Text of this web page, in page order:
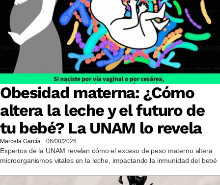
Obesidad materna: ¿Cómo
altera la leche y el futuro de
tu bebé? La UNAM lo revela
Marcela García 06/08/2026
Expertos de la UNAM revelan cómo el exceso de peso materno altera
microorganismos vitales en la leche, impactando la inmunidad del bebé